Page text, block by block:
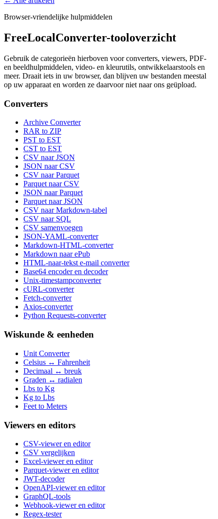
Browser-vriendelijke hulpmiddelen
FreeLocalConverter-tooloverzicht
Gebruik de categorieën hierboven voor converters, viewers, PDF-
en beeldhulpmiddelen, video- en kleurutils, ontwikkelaarstools en
meer. Draait iets in uw browser, dan blijven uw bestanden meestal
op uw apparaat en worden ze daarvoor niet naar ons geüpload.
Converters
Archive Converter
RAR to ZIP
PST to EST
CST to EST
CSV naar JSON
JSON naar CSV
CSV naar Parquet
Parquet naar CSV
JSON naar Parquet
Parquet naar JSON
CSV naar Markdown-tabel
CSV naar SQL
CSV samenvoegen
JSON-YAML-converter
Markdown-HTML-converter
Markdown naar ePub
HTML-naar-tekst e-mail converter
Base64 encoder en decoder
Unix-timestampconverter
cURL-converter
Fetch-converter
Axios-converter
Python Requests-converter
Wiskunde & eenheden
Unit Converter
Celsius ↔ Fahrenheit
Decimaal ↔ breuk
Graden ↔ radialen
Lbs to Kg
Kg to Lbs
Feet to Meters
Viewers en editors
CSV-viewer en editor
CSV vergelijken
Excel-viewer en editor
Parquet-viewer en editor
JWT-decoder
OpenAPI-viewer en editor
GraphQL-tools
Webhook-viewer en editor
Regex-tester